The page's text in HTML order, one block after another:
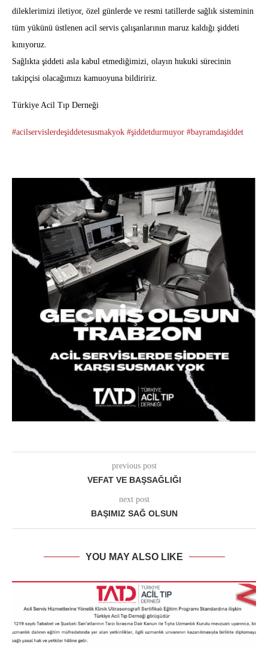
dileklerimizi iletiyor, özel günlerde ve resmi tatillerde sağlık sisteminin
tüm yükünü üstlenen acil servis çalışanlarının maruz kaldığı şiddeti
kınıyoruz.
Sağlıkta şiddeti asla kabul etmediğimizi, olayın hukuki sürecinin
takipçisi olacağımızı kamuoyuna bildiririz.
Türkiye Acil Tıp Derneği
#acilservislerdeşiddetesusmakyok #şiddetdurmuyor #bayramdaşiddet
previous post
VEFAT VE BAŞSAĞLIĞI
next post
BAŞIMIZ SAĞ OLSUN
YOU MAY ALSO LIKE